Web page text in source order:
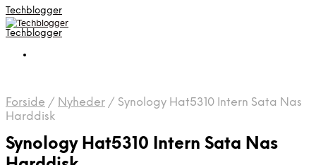
Techblogger
Techblogger
Forside / Nyheder / Synology Hat5310 Intern Sata Nas
Harddisk
Synology Hat5310 Intern Sata Nas